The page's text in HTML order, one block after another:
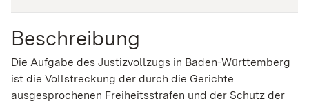
Beschreibung
Die Aufgabe des Justizvollzugs in Baden-Württemberg
ist die Vollstreckung der durch die Gerichte
ausgesprochenen Freiheitsstrafen und der Schutz der